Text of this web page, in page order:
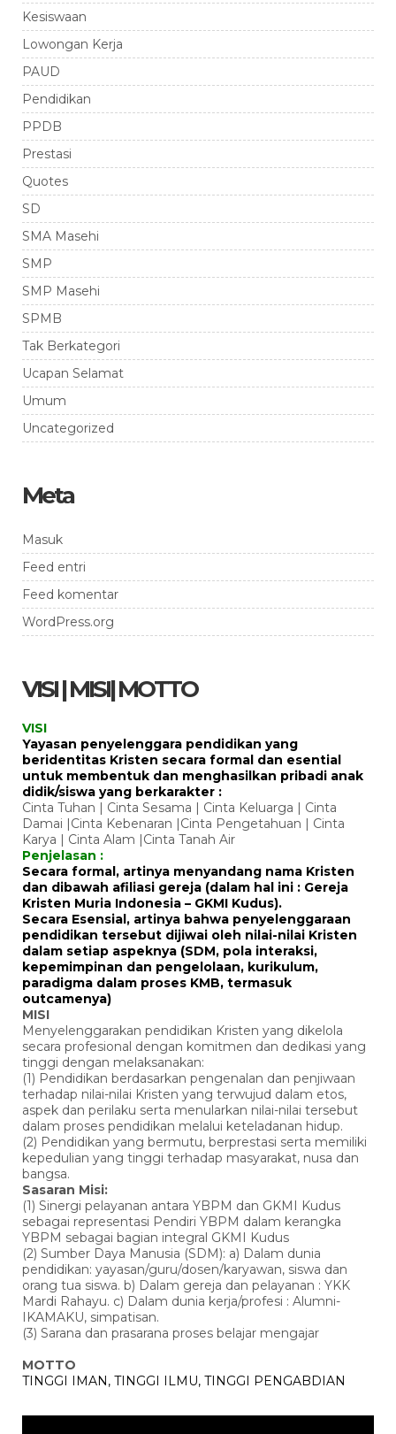
Kesiswaan
Lowongan Kerja
PAUD
Pendidikan
PPDB
Prestasi
Quotes
SD
SMA Masehi
SMP
SMP Masehi
SPMB
Tak Berkategori
Ucapan Selamat
Umum
Uncategorized
Meta
Masuk
Feed entri
Feed komentar
WordPress.org
VISI | MISI| MOTTO
VISI
Yayasan penyelenggara pendidikan yang
beridentitas Kristen secara formal dan esential
untuk membentuk dan menghasilkan pribadi anak
didik/siswa yang berkarakter :
Cinta Tuhan | Cinta Sesama | Cinta Keluarga | Cinta
Damai |Cinta Kebenaran |Cinta Pengetahuan | Cinta
Karya | Cinta Alam |Cinta Tanah Air
Penjelasan :
Secara formal, artinya menyandang nama Kristen
dan dibawah afiliasi gereja (dalam hal ini : Gereja
Kristen Muria Indonesia – GKMI Kudus).
Secara Esensial, artinya bahwa penyelenggaraan
pendidikan tersebut dijiwai oleh nilai-nilai Kristen
dalam setiap aspeknya (SDM, pola interaksi,
kepemimpinan dan pengelolaan, kurikulum,
paradigma dalam proses KMB, termasuk
outcamenya)
MISI
Menyelenggarakan pendidikan Kristen yang dikelola
secara profesional dengan komitmen dan dedikasi yang
tinggi dengan melaksanakan:
(1) Pendidikan berdasarkan pengenalan dan penjiwaan
terhadap nilai-nilai Kristen yang terwujud dalam etos,
aspek dan perilaku serta menularkan nilai-nilai tersebut
dalam proses pendidikan melalui keteladanan hidup.
(2) Pendidikan yang bermutu, berprestasi serta memiliki
kepedulian yang tinggi terhadap masyarakat, nusa dan
bangsa.
Sasaran Misi:
(1) Sinergi pelayanan antara YBPM dan GKMI Kudus
sebagai representasi Pendiri YBPM dalam kerangka
YBPM sebagai bagian integral GKMI Kudus
(2) Sumber Daya Manusia (SDM): a) Dalam dunia
pendidikan: yayasan/guru/dosen/karyawan, siswa dan
orang tua siswa. b) Dalam gereja dan pelayanan : YKK
Mardi Rahayu. c) Dalam dunia kerja/profesi : Alumni-
IKAMAKU, simpatisan.
(3) Sarana dan prasarana proses belajar mengajar
MOTTO
TINGGI IMAN, TINGGI ILMU, TINGGI PENGABDIAN